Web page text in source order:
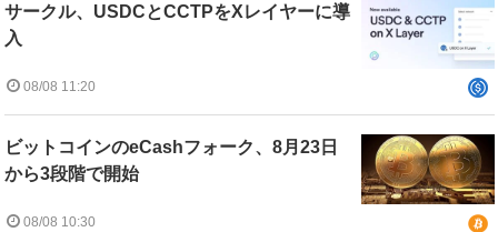
サークル、USDCとCCTPをXレイヤーに導
入
08/08 11:20
ビットコインのeCashフォーク、8月23日
から3段階で開始
08/08 10:30